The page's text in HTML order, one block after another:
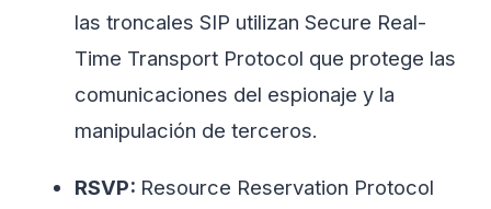
las troncales SIP utilizan Secure Real-
Time Transport Protocol que protege las
comunicaciones del espionaje y la
manipulación de terceros.
RSVP: Resource Reservation Protocol